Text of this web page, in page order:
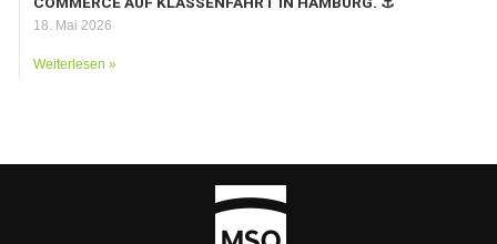
18. Mai 2026
Weiterlesen »